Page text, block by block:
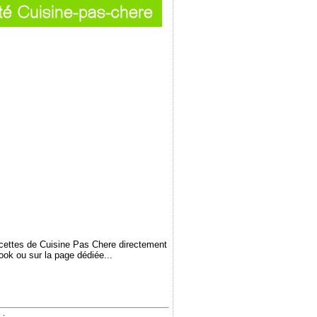
de Cuisine Pas Chere directement
ou sur la page dédiée...